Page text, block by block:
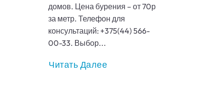
домов. Цена бурения – от 70р
за метр. Телефон для
консультаций: +375(44) 566-
00-33. Выбор...
Читать Далее